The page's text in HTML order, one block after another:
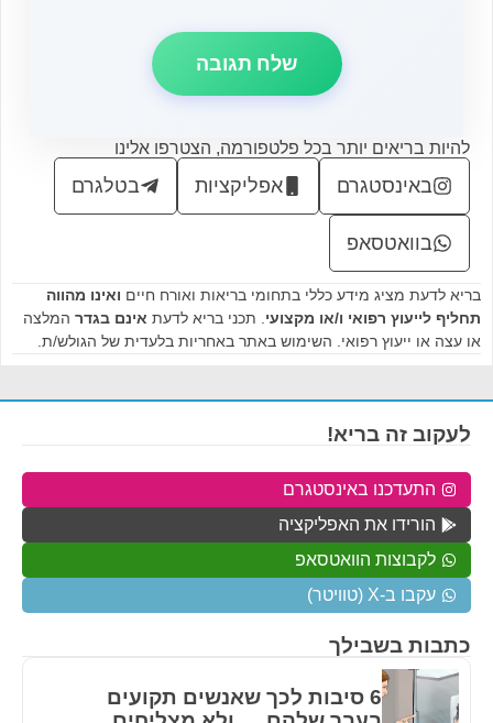
להיות בריאים יותר בכל פלטפורמה, הצטרפו אלינו
באינסטגרם אפליקציות בטלגרם
בוואטסאפ
בריא לדעת מציג מידע כללי בתחומי בריאות ואורח חיים ואינו מהווה
תחליף לייעוץ רפואי ו/או מקצועי . תכני בריא לדעת אינם בגדר המלצה
או עצה או ייעוץ רפואי. השימוש באתר באחריות בלעדית של הגולש/ת.
כתבות בשבילך
6 סיבות לכך שאנשים תקועים
לעקוב זה בריא!
התעדכנו באינסטגרם
הורידו את האפליקציה
לקבוצות הוואטסאפ
עקבו ב-X (טוויטר)